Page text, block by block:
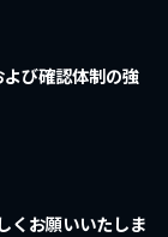
び確認体制の強
お願いいたしま